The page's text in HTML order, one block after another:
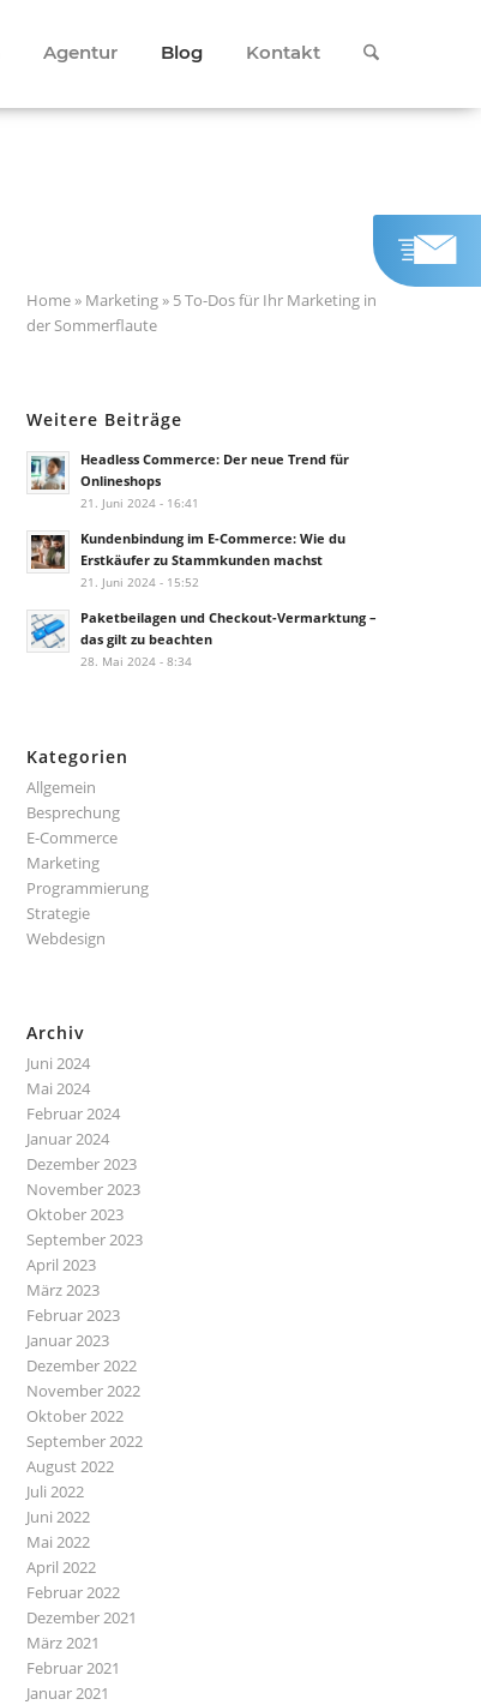
Agentur Blog Kontakt
Home » Marketing » 5 To-Dos für Ihr Marketing in
der Sommerflaute
Weitere Beiträge
Headless Commerce: Der neue Trend für
Onlineshops
21. Juni 2024 - 16:41
Kundenbindung im E-Commerce: Wie du
Erstkäufer zu Stammkunden machst
21. Juni 2024 - 15:52
Paketbeilagen und Checkout-Vermarktung –
das gilt zu beachten
28. Mai 2024 - 8:34
Kategorien
Allgemein
Besprechung
E-Commerce
Marketing
Programmierung
Strategie
Webdesign
Archiv
Juni 2024
Mai 2024
Februar 2024
Januar 2024
Dezember 2023
November 2023
Oktober 2023
September 2023
April 2023
März 2023
Februar 2023
Januar 2023
Dezember 2022
November 2022
Oktober 2022
September 2022
August 2022
Juli 2022
Juni 2022
Mai 2022
April 2022
Februar 2022
Dezember 2021
März 2021
Februar 2021
Januar 2021